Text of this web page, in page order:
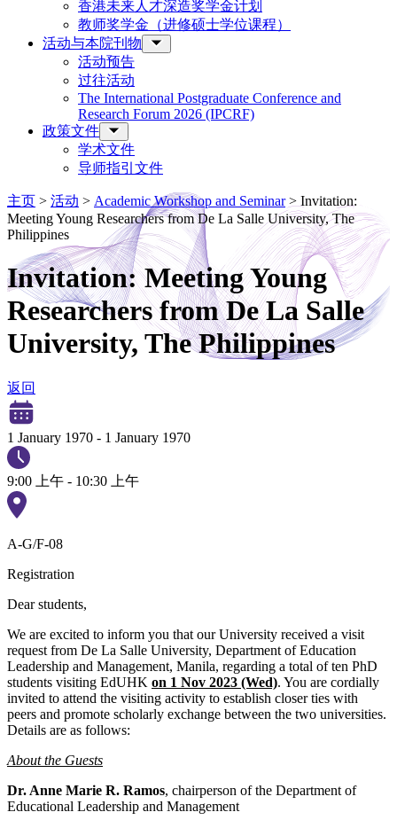
香港未来人才深造奖学金计划
教师奖学金（进修硕士学位课程）
活动与本院刊物
活动预告
过往活动
The International Postgraduate Conference and
Research Forum 2026 (IPCRF)
政策文件
学术文件
导师指引文件
主页 > 活动 > Academic Workshop and Seminar> Invitation:
Meeting Young Researchers from De La Salle University, The
Philippines
Invitation: Meeting Young
Researchers from De La Salle
University, The Philippines
返回
1 January 1970 - 1 January 1970
9:00 上午 - 10:30 上午
A-G/F-08
Registration
Dear students,
We are excited to inform you that our University received a visit
request from De La Salle University, Department of Education
Leadership and Management, Manila, regarding a total of ten PhD
students visiting EdUHK on 1 Nov 2023 (Wed). You are cordially
invited to attend the visiting activity to establish closer ties with
peers and promote scholarly exchange between the two universities.
Details are as follows:
About the Guests
Dr. Anne Marie R. Ramos, chairperson of the Department of
Educational Leadership and Management